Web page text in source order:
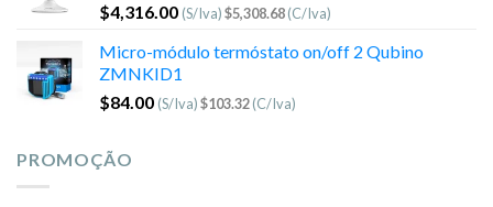
$4,316.00 (S/Iva)$5,308.68(C/Iva)
Micro-módulo termóstato on/off 2 Qubino
ZMNKID1
$84.00 (S/Iva)$103.32(C/Iva)
PROMOÇÃO